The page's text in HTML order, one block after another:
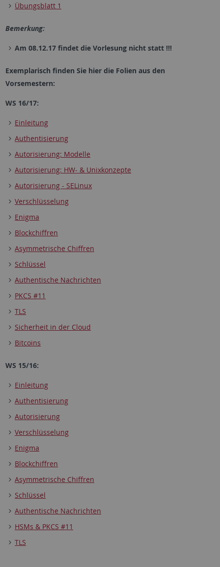
Übungsblatt 1
Bemerkung:
Am 08.12.17 findet die Vorlesung nicht statt !!!
Exemplarisch finden Sie hier die Folien aus den
Vorsemestern:
WS 16/17:
Einleitung
Authentisierung
Autorisierung: Modelle
Autorisierung: HW- & Unixkonzepte
Autorisierung - SELinux
Verschlüsselung
Enigma
Blockchiffren
Asymmetrische Chiffren
Schlüssel
Authentische Nachrichten
PKCS #11
TLS
Sicherheit in der Cloud
Bitcoins
WS 15/16:
Einleitung
Authentisierung
Autorisierung
Verschlüsselung
Enigma
Blockchiffren
Asymmetrische Chiffren
Schlüssel
Authentische Nachrichten
HSMs & PKCS #11
TLS